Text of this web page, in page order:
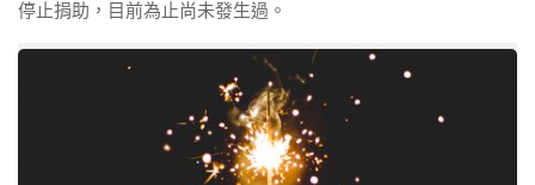
停止捐助，目前為止尚未發生過。